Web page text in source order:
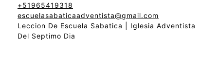
+51965419318
escuelasabaticaadventista@gmail.com
Leccion De Escuela Sabatica | Iglesia Adventista
Del Septimo Dia